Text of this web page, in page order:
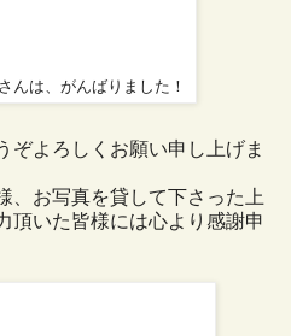
んは、がんばりました！
ぞよろしくお願い申し上げま
、お写真を貸して下さった上
頂いた皆様には心より感謝申